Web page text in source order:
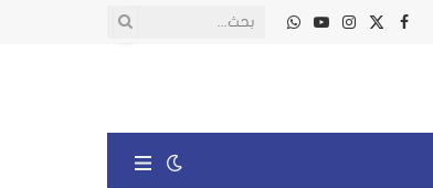
فيسبوك
X
الانستغرام
يوتيوبواتساب